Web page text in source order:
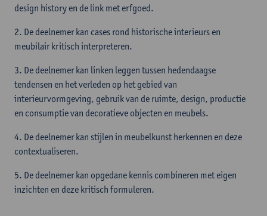
design history en de link met erfgoed.
2. De deelnemer kan cases rond historische interieurs en
meubilair kritisch interpreteren.
3. De deelnemer kan linken leggen tussen hedendaagse
tendensen en het verleden op het gebied van
interieurvormgeving, gebruik van de ruimte, design, productie
en consumptie van decoratieve objecten en meubels.
4. De deelnemer kan stijlen in meubelkunst herkennen en deze
contextualiseren.
5. De deelnemer kan opgedane kennis combineren met eigen
inzichten en deze kritisch formuleren.